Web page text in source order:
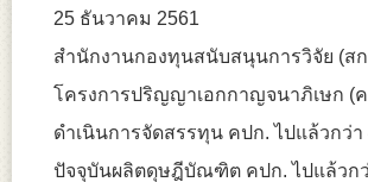
25 ธันวาคม 2561
สำนักงานกองทุนสนับสนุนการวิจัย (สก
โครงการปริญญาเอกกาญจนาภิเษก (
ดำเนินการจัดสรรทุน คปก. ไปแล้วกว่า
ปัจจุบันผลิตดุษฎีบัณฑิต คปก. ไปแล้วก